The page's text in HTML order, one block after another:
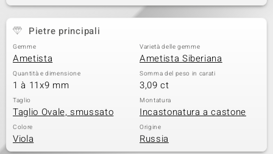
Pietre principali
Gemme
Ametista
Varietà delle gemme
Ametista Siberiana
Quantità e dimensione
1 à 11x9 mm
Somma del peso in carati
3,09 ct
Taglio
Taglio Ovale, smussato
Montatura
Incastonatura a castone
Colore
Viola
Origine
Russia